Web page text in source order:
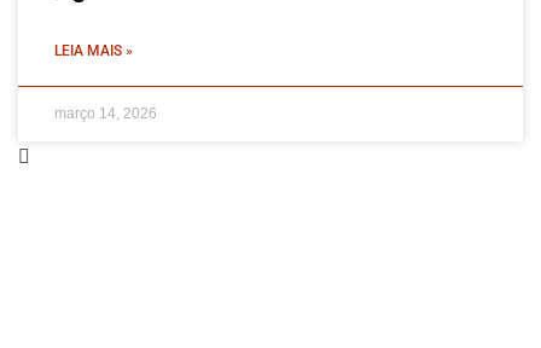
LEIA MAIS »
março 14, 2026